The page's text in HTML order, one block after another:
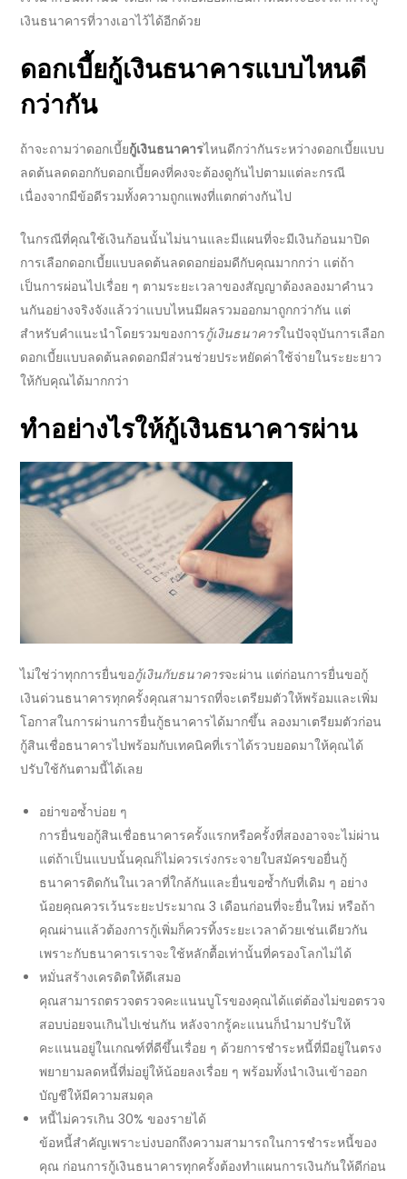
เงินธนาคารที่วางเอาไว้ได้อีกด้วย
ดอกเบี้ยกู้เงินธนาคารแบบไหนดี
กว่ากัน
ถ้าจะถามว่าดอกเบี้ยกู้เงินธนาคารไหนดีกว่ากันระหว่างดอกเบี้ยแบบ
ลดต้นลดดอกกับดอกเบี้ยคงที่คงจะต้องดูกันไปตามแต่ละกรณี
เนื่องจากมีข้อดีรวมทั้งความถูกแพงที่แตกต่างกันไป
ในกรณีที่คุณใช้เงินก้อนนั้นไม่นานและมีแผนที่จะมีเงินก้อนมาปิด
การเลือกดอกเบี้ยแบบลดต้นลดดอกย่อมดีกับคุณมากกว่า แต่ถ้า
เป็นการผ่อนไปเรื่อย ๆ ตามระยะเวลาของสัญญาต้องลองมาคำนว
นกันอย่างจริงจังแล้วว่าแบบไหนมีผลรวมออกมาถูกกว่ากัน แต่
สำหรับคำแนะนำโดยรวมของการกู้เงินธนาคารในปัจจุบันการเลือก
ดอกเบี้ยแบบลดต้นลดดอกมีส่วนช่วยประหยัดค่าใช้จ่ายในระยะยาว
ให้กับคุณได้มากกว่า
ทำอย่างไรให้กู้เงินธนาคารผ่าน
ไม่ใช่ว่าทุกการยื่นขอกู้เงินกับธนาคารจะผ่าน แต่ก่อนการยื่นขอกู้
เงินด่วนธนาคารทุกครั้งคุณสามารถที่จะเตรียมตัวให้พร้อมและเพิ่ม
โอกาสในการผ่านการยื่นกู้ธนาคารได้มากขึ้น ลองมาเตรียมตัวก่อน
กู้สินเชื่อธนาคารไปพร้อมกับเทคนิคที่เราได้รวบยอดมาให้คุณได้
ปรับใช้กันตามนี้ได้เลย
อย่าขอซ้ำบ่อย ๆ
การยื่นขอกู้สินเชื่อธนาคารครั้งแรกหรือครั้งที่สองอาจจะไม่ผ่าน
แต่ถ้าเป็นแบบนั้นคุณก็ไม่ควรเร่งกระจายใบสมัครขอยื่นกู้
ธนาคารติดกันในเวลาที่ใกล้กันและยื่นขอซ้ำกับที่เดิม ๆ อย่าง
น้อยคุณควรเว้นระยะประมาณ 3 เดือนก่อนที่จะยื่นใหม่ หรือถ้า
คุณผ่านแล้วต้องการกู้เพิ่มก็ควรทิ้งระยะเวลาด้วยเช่นเดียวกัน
เพราะกับธนาคารเราจะใช้หลักตื้อเท่านั้นที่ครองโลกไม่ได้
หมั่นสร้างเครดิตให้ดีเสมอ
คุณสามารถตรวจตรวจคะแนนบูโรของคุณได้แต่ต้องไม่ขอตรวจ
สอบบ่อยจนเกินไปเช่นกัน หลังจากรู้คะแนนก็นำมาปรับให้
คะแนนอยู่ในเกณฑ์ที่ดีขึ้นเรื่อย ๆ ด้วยการชำระหนี้ที่มีอยู่ในตรง
พยายามลดหนี้ที่ม่อยู่ให้น้อยลงเรื่อย ๆ พร้อมทั้งนำเงินเข้าออก
บัญชีให้มีความสมดุล
หนี้ไม่ควรเกิน 30% ของรายได้
ข้อหนี้สำคัญเพราะบ่งบอกถึงความสามารถในการชำระหนี้ของ
คุณ ก่อนการกู้เงินธนาคารทุกครั้งต้องทำแผนการเงินกันให้ดีก่อน